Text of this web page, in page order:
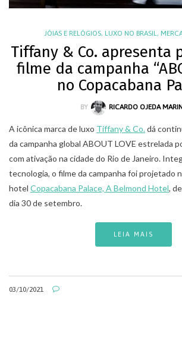
JÓIAS E RELÓGIOS, LUXO NO BRASIL,
Tiffany & Co. apresenta
filme da campanha
no Copacabana
BY RICARDO OJEDA
A icônica marca de luxo Tiffany & Co.dá
da campanha global ABOUT LOVE estrelada
com ativação na cidade do Rio de Janeiro.
tecnologia, o filme da campanha foi projetado
hotel Copacabana Palace, A Belmond Hotel,
dia 30 de setembro.
LEIA MAIS
03/10/2021